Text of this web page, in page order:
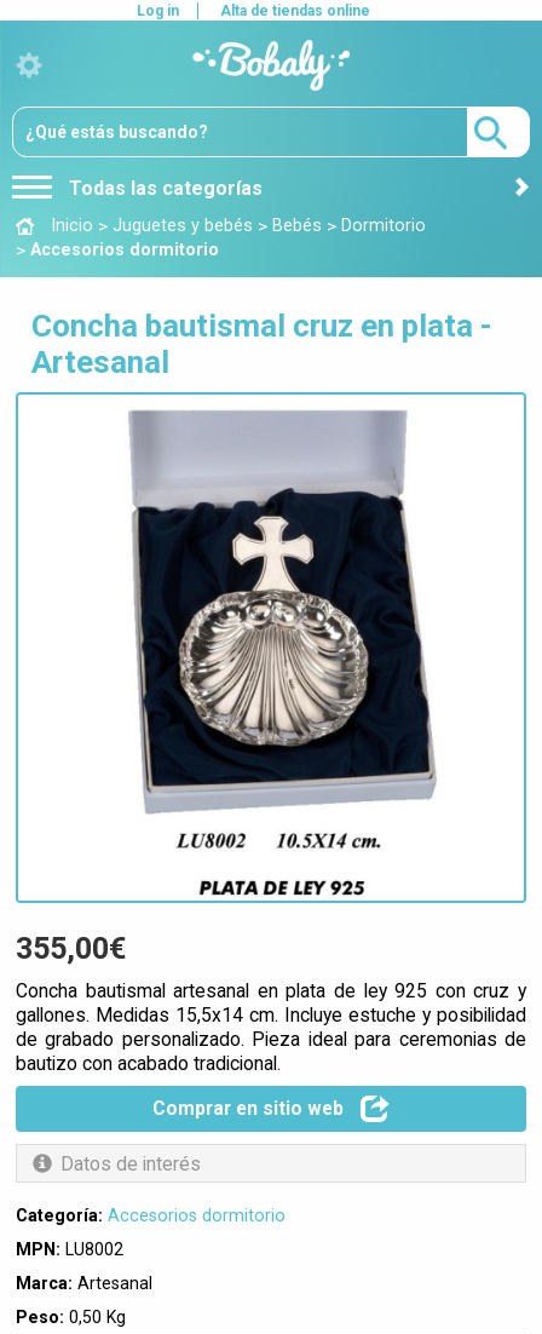
Todas las categorías
Log in Alta de tiendas online
Inicio > Juguetes y bebés > Bebés > Dormitorio
> Accesorios dormitorio
Concha bautismal cruz en plata -
Artesanal
355,00€
Concha bautismal artesanal en plata de ley 925 con cruz y
gallones. Medidas 15,5x14 cm. Incluye estuche y posibilidad
de grabado personalizado. Pieza ideal para ceremonias de
bautizo con acabado tradicional.
Comprar en sitio web
Datos de interés
Categoría: Accesorios dormitorio
MPN: LU8002
Marca: Artesanal
Peso: 0,50 Kg